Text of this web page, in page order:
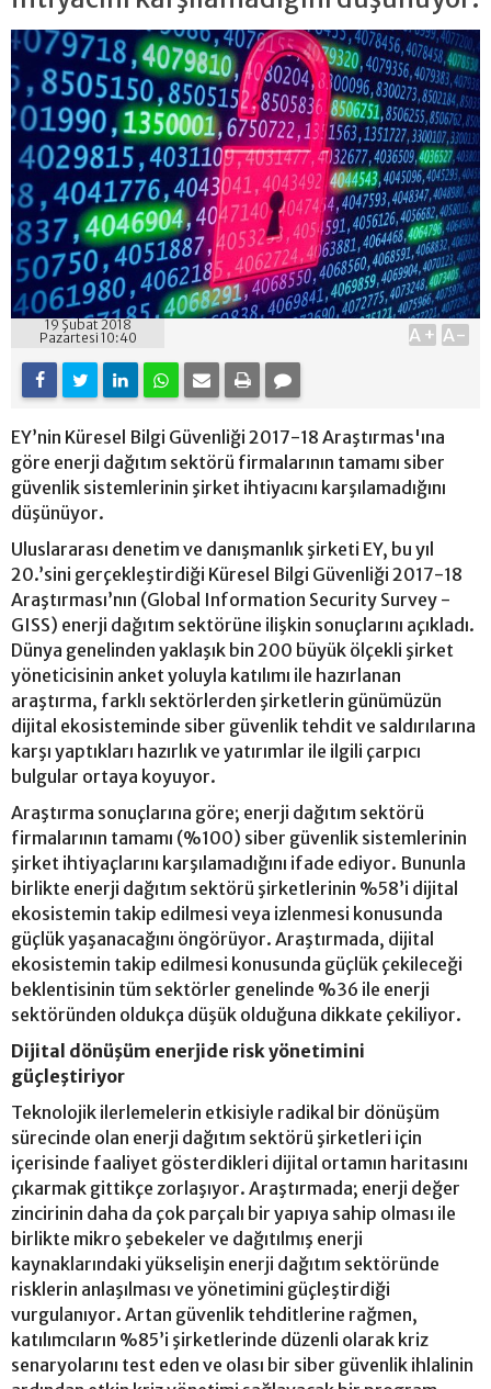
19 Şubat 2018
Pazartesi 10:40
A+ A-
EY’nin Küresel Bilgi Güvenliği 2017-18 Araştırmas'ına
göre enerji dağıtım sektörü firmalarının tamamı siber
güvenlik sistemlerinin şirket ihtiyacını karşılamadığını
düşünüyor.
Uluslararası denetim ve danışmanlık şirketi EY, bu yıl
20.’sini gerçekleştirdiği Küresel Bilgi Güvenliği 2017-18
Araştırması’nın (Global Information Security Survey -
GISS) enerji dağıtım sektörüne ilişkin sonuçlarını açıkladı.
Dünya genelinden yaklaşık bin 200 büyük ölçekli şirket
yöneticisinin anket yoluyla katılımı ile hazırlanan
araştırma, farklı sektörlerden şirketlerin günümüzün
dijital ekosisteminde siber güvenlik tehdit ve saldırılarına
karşı yaptıkları hazırlık ve yatırımlar ile ilgili çarpıcı
bulgular ortaya koyuyor.
Araştırma sonuçlarına göre; enerji dağıtım sektörü
firmalarının tamamı (%100) siber güvenlik sistemlerinin
şirket ihtiyaçlarını karşılamadığını ifade ediyor. Bununla
birlikte enerji dağıtım sektörü şirketlerinin %58’i dijital
ekosistemin takip edilmesi veya izlenmesi konusunda
güçlük yaşanacağını öngörüyor. Araştırmada, dijital
ekosistemin takip edilmesi konusunda güçlük çekileceği
beklentisinin tüm sektörler genelinde %36 ile enerji
sektöründen oldukça düşük olduğuna dikkate çekiliyor.
Dijital dönüşüm enerjide risk yönetimini
güçleştiriyor
Teknolojik ilerlemelerin etkisiyle radikal bir dönüşüm
sürecinde olan enerji dağıtım sektörü şirketleri için
içerisinde faaliyet gösterdikleri dijital ortamın haritasını
çıkarmak gittikçe zorlaşıyor. Araştırmada; enerji değer
zincirinin daha da çok parçalı bir yapıya sahip olması ile
birlikte mikro şebekeler ve dağıtılmış enerji
kaynaklarındaki yükselişin enerji dağıtım sektöründe
risklerin anlaşılması ve yönetimini güçleştirdiği
vurgulanıyor. Artan güvenlik tehditlerine rağmen,
katılımcıların %85’i şirketlerinde düzenli olarak kriz
senaryolarını test eden ve olası bir siber güvenlik ihlalinin